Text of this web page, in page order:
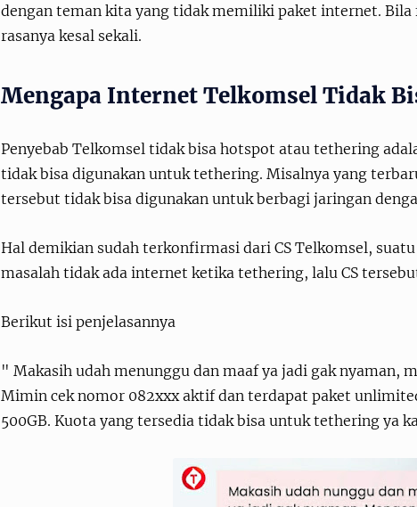
dengan teman kita yang tidak memiliki paket internet.
rasanya kesal sekali.
Mengapa Internet Telkomsel Tidak
Penyebab Telkomsel tidak bisa hotspot atau tethering
tidak bisa digunakan untuk tethering. Misalnya yang
tersebut tidak bisa digunakan untuk berbagi jaringan
Hal demikian sudah terkonfirmasi dari CS Telkomsel,
masalah tidak ada internet ketika tethering, lalu CS
Berikut isi penjelasannya
" Makasih udah menunggu dan maaf ya jadi gak nyaman,
Mimin cek nomor 082xxx aktif dan terdapat paket
500GB. Kuota yang tersedia tidak bisa untuk tethering ya